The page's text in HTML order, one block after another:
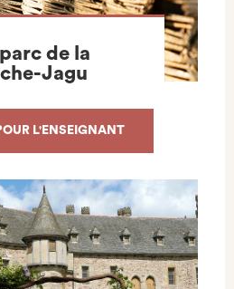
parc de la
Jagu
L'ENSEIGNANT